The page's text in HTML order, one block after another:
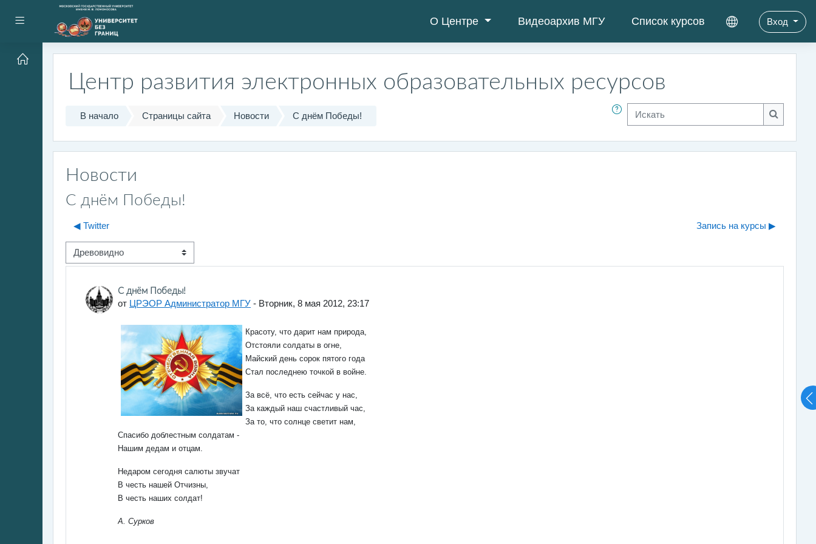
Боковая панель О Центре Видеоархив МГУ Список курсов Вход
Перейти к основному содержанию
Центр развития электронных образовательных ресурсов
В начало Страницы сайта Новости С днём Победы! Искать
Искать
Новости
С днём Победы!
◀︎ Twitter Запись на курсы ▶︎
Режим отображения
С днём Победы!
от ЦРЭОР Администратор МГУ - Вторник, 8 мая 2012, 23:17
Количество ответов: 0
Красоту, что дарит нам природа,
Отстояли солдаты в огне,
Майский день сорок пятого года
Стал последнею точкой в войне.
За всё, что есть сейчас у нас,
За каждый наш счастливый час,
За то, что солнце светит нам,
Спасибо доблестным солдатам -
Нашим дедам и отцам.
Недаром сегодня салюты звучат
В честь нашей Отчизны,
В честь наших солдат!
А. Сурков